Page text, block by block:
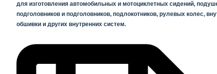
для изготовления автомобильных и мотоциклетных сидений,
подголовников и подголовников, подлокотников, рулевых колес,
обшивки и других внутренних систем.